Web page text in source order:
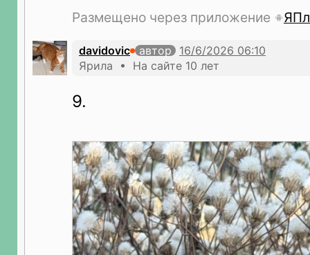
Размещено через приложение
davidovic
автор
Ярила • На сайте 10 лет
9.